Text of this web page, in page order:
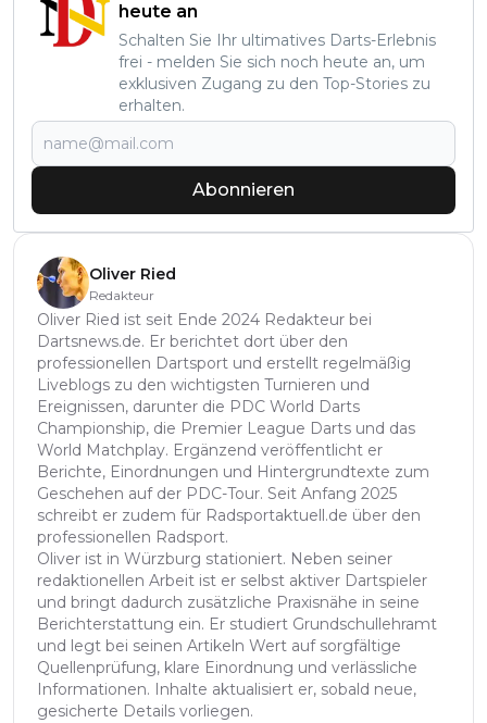
heute an
Schalten Sie Ihr ultimatives Darts-Erlebnis
frei - melden Sie sich noch heute an, um
exklusiven Zugang zu den Top-Stories zu
erhalten.
Abonnieren
Oliver Ried
Redakteur
Oliver Ried ist seit Ende 2024 Redakteur bei
Dartsnews.de. Er berichtet dort über den
professionellen Dartsport und erstellt regelmäßig
Liveblogs zu den wichtigsten Turnieren und
Ereignissen, darunter die PDC World Darts
Championship, die Premier League Darts und das
World Matchplay. Ergänzend veröffentlicht er
Berichte, Einordnungen und Hintergrundtexte zum
Geschehen auf der PDC-Tour. Seit Anfang 2025
schreibt er zudem für Radsportaktuell.de über den
professionellen Radsport.
Oliver ist in Würzburg stationiert. Neben seiner
redaktionellen Arbeit ist er selbst aktiver Dartspieler
und bringt dadurch zusätzliche Praxisnähe in seine
Berichterstattung ein. Er studiert Grundschullehramt
und legt bei seinen Artikeln Wert auf sorgfältige
Quellenprüfung, klare Einordnung und verlässliche
Informationen. Inhalte aktualisiert er, sobald neue,
gesicherte Details vorliegen.